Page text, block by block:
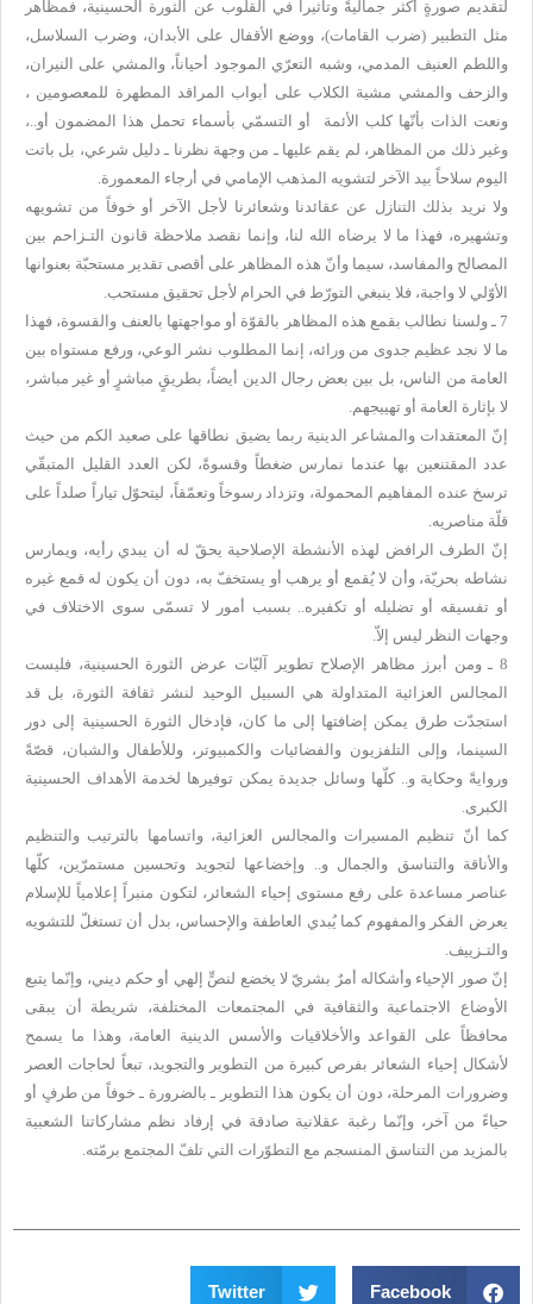
لتقديم صورةٍ أكثر جماليةً وتأثيراً في القلوب عن الثورة الحسينية، فمظاهر
مثل التطبير (ضرب القامات)، ووضع الأقفال على الأبدان، وضرب السلاسل،
واللطم العنيف المدمي، وشبه التعرّي الموجود أحياناً، والمشي على النيران،
والزحف والمشي مشية الكلاب على أبواب المراقد المطهرة للمعصومين ،
ونعت الذات بأنّها كلب الأئمة أو التسمّي بأسماء تحمل هذا المضمون أو..،
وغير ذلك من المظاهر، لم يقم عليها ـ من وجهة نظرنا ـ دليل شرعي، بل باتت
اليوم سلاحاً بيد الآخر لتشويه المذهب الإمامي في أرجاء المعمورة.
ولا نريد بذلك التنازل عن عقائدنا وشعائرنا لأجل الآخر أو خوفاً من تشويهه
وتشهيره، فهذا ما لا يرضاه الله لنا، وإنما نقصد ملاحظة قانون التـزاحم بين
المصالح والمفاسد، سيما وأنّ هذه المظاهر على أقصى تقدير مستحبّة بعنوانها
الأوّلي لا واجبة، فلا ينبغي التورّط في الحرام لأجل تحقيق مستحب.
7 ـ ولسنا نطالب بقمع هذه المظاهر بالقوّة أو مواجهتها بالعنف والقسوة، فهذا
ما لا نجد عظيم جدوى من ورائه، إنما المطلوب نشر الوعي، ورفع مستواه بين
العامة من الناس، بل بين بعض رجال الدين أيضاً، بطريقٍ مباشرٍ أو غير مباشر،
لا بإثارة العامة أو تهييجهم.
إنّ المعتقدات والمشاعر الدينية ربما يضيق نطاقها على صعيد الكم من حيث
عدد المقتنعين بها عندما نمارس ضغطاً وقسوةً، لكن العدد القليل المتبقّي
ترسخ عنده المفاهيم المحمولة، وتزداد رسوخاً وتعمّقاً، ليتحوّل تياراً صلداً على
قلّة مناصريه.
إنّ الطرف الرافض لهذه الأنشطة الإصلاحية يحقّ له أن يبدي رأيه، ويمارس
نشاطه بحريّة، وأن لا يُقمع أو يرهب أو يستخفّ به، دون أن يكون له قمع غيره
أو تفسيقه أو تضليله أو تكفيره.. بسبب أمور لا تسمّى سوى الاختلاف في
وجهات النظر ليس إلاّ.
8 ـ ومن أبرز مظاهر الإصلاح تطوير آليّات عرض الثورة الحسينية، فليست
المجالس العزائية المتداولة هي السبيل الوحيد لنشر ثقافة الثورة، بل قد
استجدّت طرق يمكن إضافتها إلى ما كان، فإدخال الثورة الحسينية إلى دور
السينما، وإلى التلفزيون والفضائيات والكمبيوتر، وللأطفال والشبان، قصّةً
وروايةً وحكاية و.. كلّها وسائل جديدة يمكن توفيرها لخدمة الأهداف الحسينية
الكبرى.
كما أنّ تنظيم المسيرات والمجالس العزائية، واتسامها بالترتيب والتنظيم
والأناقة والتناسق والجمال و.. وإخضاعها لتجويد وتحسين مستمرّين، كلّها
عناصر مساعدة على رفع مستوى إحياء الشعائر، لتكون منبراً إعلامياً للإسلام
يعرض الفكر والمفهوم كما يُبدي العاطفة والإحساس، بدل أن تستغلّ للتشويه
والتـزييف.
إنّ صور الإحياء وأشكاله أمرٌ بشريّ لا يخضع لنصٍّ إلهي أو حكم ديني، وإنّما يتبع
الأوضاع الاجتماعية والثقافية في المجتمعات المختلفة، شريطة أن يبقى
محافظاً على القواعد والأخلاقيات والأسس الدينية العامة، وهذا ما يسمح
لأشكال إحياء الشعائر بفرص كبيرة من التطوير والتجويد، تبعاً لحاجات العصر
وضرورات المرحلة، دون أن يكون هذا التطوير ـ بالضرورة ـ خوفاً من طرفٍ أو
حياءً من آخر، وإنّما رغبة عقلانية صادقة في إرفاد نظم مشاركاتنا الشعبية
بالمزيد من التناسق المنسجم مع التطوّرات التي تلفّ المجتمع برمّته.
Facebook
Twitter